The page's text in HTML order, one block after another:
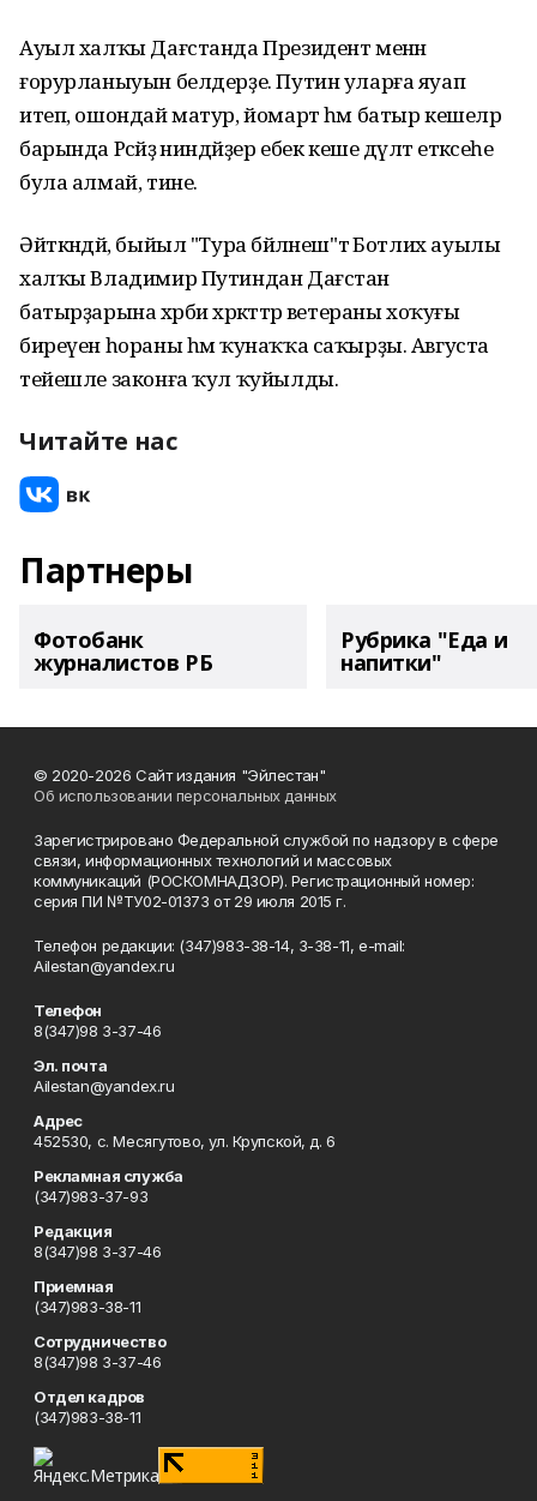
Ауыл халҡы Дағстанда Президент менән
ғорурланыуын белдерҙе. Путин уларға яуап
итеп, ошондай матур, йомарт һәм батыр кешеләр
барында Рәсәйҙә ниндәйҙер ебек кеше дәүләт етәксеһе
була алмай, тине.
Әйткәндәй, быйыл "Тура бәйләнеш"тә Ботлих ауылы
халҡы Владимир Путиндан Дағстан
батырҙарына хәрби хәрәкәттәр ветераны хоҡуғы
биреүен һораны һәм ҡунаҡҡа саҡырҙы. Августа
тейешле законға ҡул ҡуйылды.
Читайте нас
Партнеры
Фотобанк
журналистов РБ
Рубрика "Еда и
напитки"
© 2020-2026 Сайт издания "Эйлестан"
Об использовании персональных данных
Зарегистрировано Федеральной службой по надзору в сфере
связи, информационных технологий и массовых
коммуникаций (РОСКОМНАДЗОР). Регистрационный номер:
серия ПИ №ТУ02-01373 от 29 июля 2015 г.
Телефон редакции: (347)983-38-14, 3-38-11, e-mail:
Ailestan@yandex.ru
Телефон
8(347)98 3-37-46
Эл. почта
Ailestan@yandex.ru
Адрес
452530, с. Месягутово, ул. Крупской, д. 6
Рекламная служба
(347)983-37-93
Редакция
8(347)98 3-37-46
Приемная
(347)983-38-11
Сотрудничество
8(347)98 3-37-46
Отдел кадров
(347)983-38-11